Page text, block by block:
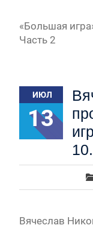
«Большая
Часть 2
ИЮЛ
13
Вячеслав